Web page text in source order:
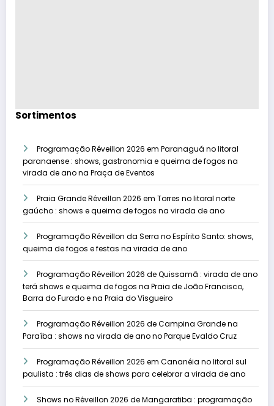
Sortimentos
Programação Réveillon 2026 em Paranaguá no litoral
paranaense : shows, gastronomia e queima de fogos na
virada de ano na Praça de Eventos
Praia Grande Réveillon 2026 em Torres no litoral norte
gaúcho : shows e queima de fogos na virada de ano
Programação Réveillon da Serra no Espírito Santo: shows,
queima de fogos e festas na virada de ano
Programação Réveillon 2026 de Quissamã : virada de ano
terá shows e queima de fogos na Praia de João Francisco,
Barra do Furado e na Praia do Visgueiro
Programação Réveillon 2026 de Campina Grande na
Paraíba : shows na virada de ano no Parque Evaldo Cruz
Programação Réveillon 2026 em Cananéia no litoral sul
paulista : três dias de shows para celebrar a virada de ano
Shows no Réveillon 2026 de Mangaratiba : programação